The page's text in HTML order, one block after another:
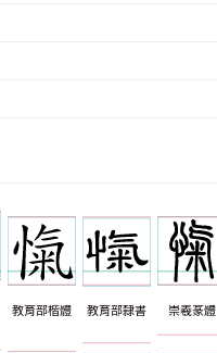
教育部楷體 教育部隸書 崇羲篆體